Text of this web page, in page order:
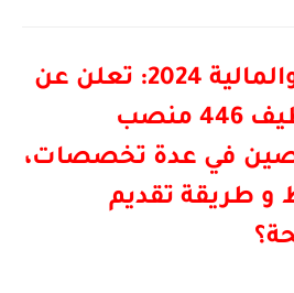
وزارة الاقتصاد والمالية 2024: تعلن عن
إجراء مباراة توظيف 446 منصب
في عدة تخصصات،
طريقة تقديم